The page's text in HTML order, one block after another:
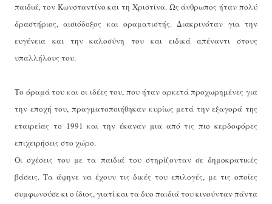
παιδιά, τον Κωνσταντίνο και τη Χριστίνα. Ως άνθρωπος ήταν πολύ
δραστήριος, αισιόδοξος και οραματιστής. Διακρινόταν για την
ευγένεια και την καλοσύνη του και ειδικά απέναντι στους
υπαλλήλους του.
Το όραμά του και οι ιδέες του, που ήταν αρκετά προχωρημένες για
την εποχή του, πραγματοποιήθηκαν κυρίως μετά την εξαγορά της
εταιρείας το 1991 και την έκαναν μια από τις πιο κερδοφόρες
επιχειρήσεις στο χώρο.
Οι σχέσεις του με τα παιδιά του στηρίζονταν σε δημοκρατικές
βάσεις. Τα άφηνε να έχουν τις δικές του επιλογές, με τις οποίες
συμφωνούσε κι ο ίδιος, γιατί και τα δυο παιδιά του κινούνταν πάντα